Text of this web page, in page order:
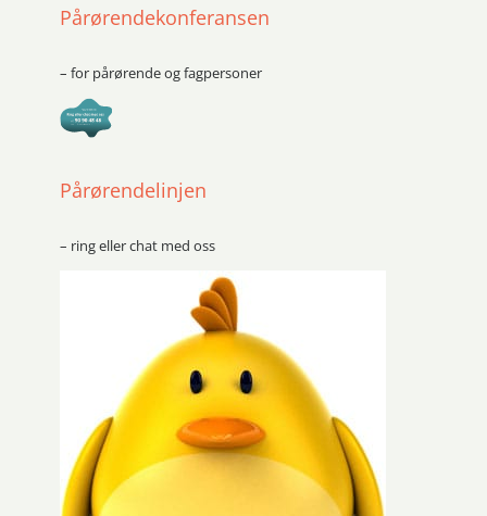
Pårørendekonferansen
– for pårørende og fagpersoner
Pårørendelinjen
– ring eller chat med oss